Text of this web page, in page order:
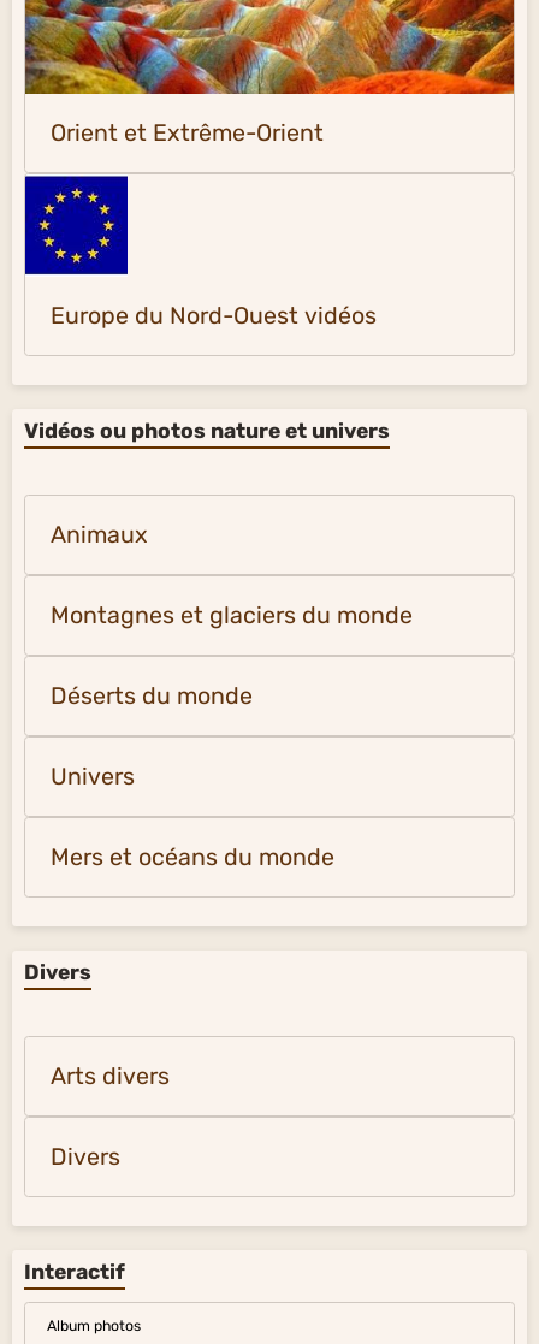
Orient et Extrême-Orient
Europe du Nord-Ouest vidéos
Vidéos ou photos nature et univers
Animaux
Montagnes et glaciers du monde
Déserts du monde
Univers
Mers et océans du monde
Divers
Arts divers
Divers
Interactif
Album photos